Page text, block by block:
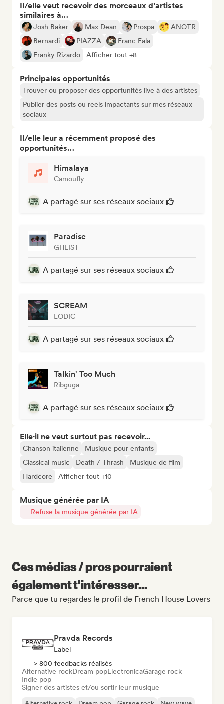
Il/elle veut recevoir des morceaux d’artistes
similaires à…
Josh Baker Max Dean Prospa
ANOTR
Bernardi
PIAZZA
Franc Fala
Franky Rizardo
Afficher tout +8
Principales opportunités
Trouver ou proposer des opportunités live à des artistes
Publier des posts ou reels impactants sur mes réseaux
sociaux
Il/elle leur a récemment proposé des
opportunités…
Himalaya
Camoufly
A partagé sur ses réseaux sociaux
Paradise
GHEIST
A partagé sur ses réseaux sociaux
SCREAM
LODIC
A partagé sur ses réseaux sociaux
Talkin' Too Much
Ribguga
A partagé sur ses réseaux sociaux
Elle·il ne veut surtout pas recevoir...
Chanson italienne
Musique pour enfants
Classical music
Death / Thrash
Musique de film
Hardcore
Afficher tout +10
Musique générée par IA
Refuse la musique générée par IA
Ces médias / pros pourraient
également t'intéresser...
Parce que tu regardes le profil de French House Lovers
Pravda Records
Label
> 800 feedbacks réalisés
Alternative rockDream popElectronicaGarage rock
Indie pop
Signer des artistes et/ou sortir leur musique